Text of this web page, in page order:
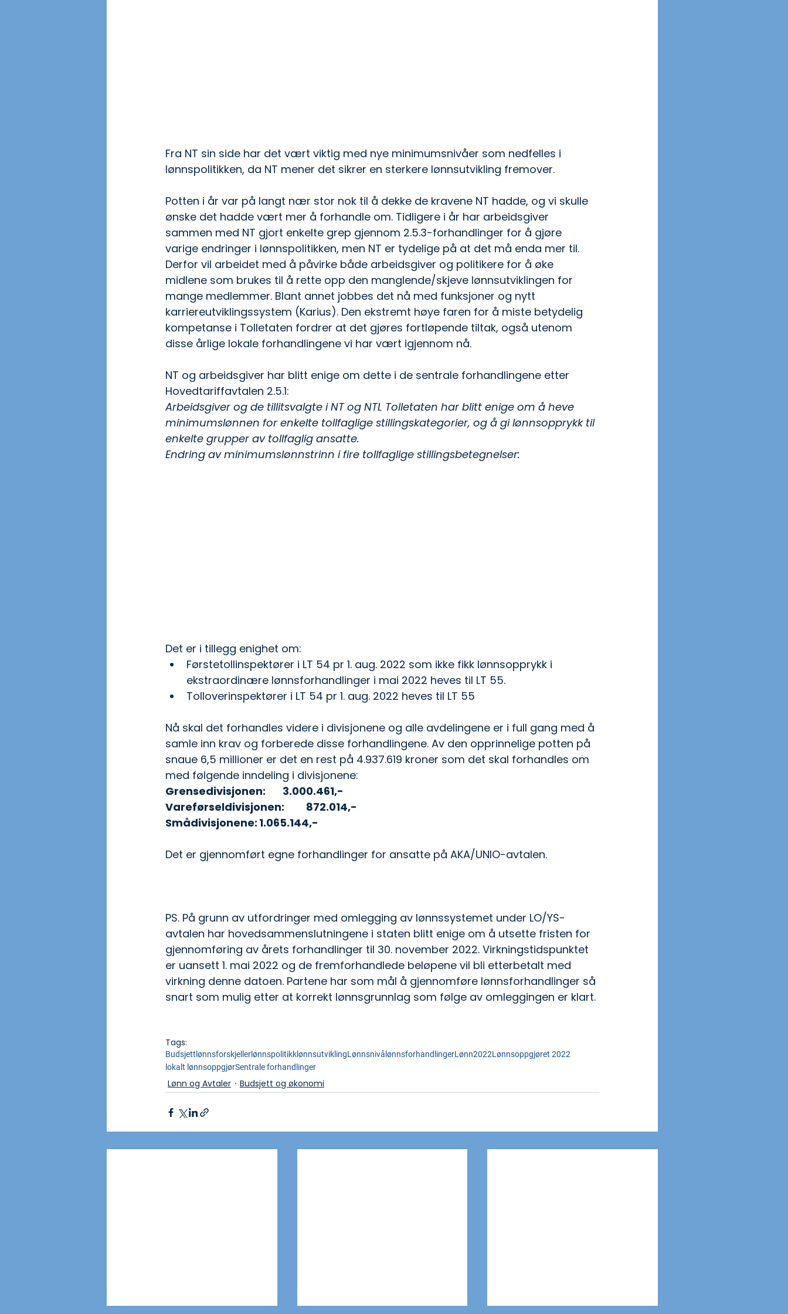
Fra NT sin side har det vært viktig med nye minimumsnivåer som nedfelles i
lønnspolitikken, da NT mener det sikrer en sterkere lønnsutvikling fremover.
Potten i år var på langt nær stor nok til å dekke de kravene NT hadde, og vi skulle
ønske det hadde vært mer å forhandle om. Tidligere i år har arbeidsgiver
sammen med NT gjort enkelte grep gjennom 2.5.3-forhandlinger for å gjøre
varige endringer i lønnspolitikken, men NT er tydelige på at det må enda mer til.
Derfor vil arbeidet med å påvirke både arbeidsgiver og politikere for å øke
midlene som brukes til å rette opp den manglende/skjeve lønnsutviklingen for
mange medlemmer. Blant annet jobbes det nå med funksjoner og nytt
karriereutviklingssystem (Karius). Den ekstremt høye faren for å miste betydelig
kompetanse i Tolletaten fordrer at det gjøres fortløpende tiltak, også utenom
disse årlige lokale forhandlingene vi har vært igjennom nå.
NT og arbeidsgiver har blitt enige om dette i de sentrale forhandlingene etter
Hovedtariffavtalen 2.5.1:
Arbeidsgiver og de tillitsvalgte i NT og NTL Tolletaten har blitt enige om å heve
minimumslønnen for enkelte tollfaglige stillingskategorier, og å gi lønnsopprykk til
enkelte grupper av tollfaglig ansatte.
Endring av minimumslønnstrinn i fire tollfaglige stillingsbetegnelser:
Det er i tillegg enighet om:
Førstetollinspektører i LT 54 pr 1. aug. 2022 som ikke fikk lønnsopprykk i
ekstraordinære lønnsforhandlinger i mai 2022 heves til LT 55.
Tolloverinspektører i LT 54 pr 1. aug. 2022 heves til LT 55
Nå skal det forhandles videre i divisjonene og alle avdelingene er i full gang med å
samle inn krav og forberede disse forhandlingene. Av den opprinnelige potten på
snaue 6,5 millioner er det en rest på 4.937.619 kroner som det skal forhandles om
med følgende inndeling i divisjonene:
Grensedivisjonen:	3.000.461,-
Vareførseldivisjonen:	872.014,-
Smådivisjonene:	1.065.144,-
Det er gjennomført egne forhandlinger for ansatte på AKA/UNIO-avtalen.
PS. På grunn av utfordringer med omlegging av lønnssystemet under LO/YS-
avtalen har hovedsammenslutningene i staten blitt enige om å utsette fristen for
gjennomføring av årets forhandlinger til 30. november 2022. Virkningstidspunktet
er uansett 1. mai 2022 og de fremforhandlede beløpene vil bli etterbetalt med
virkning denne datoen. Partene har som mål å gjennomføre lønnsforhandlinger så
snart som mulig etter at korrekt lønnsgrunnlag som følge av omleggingen er klart.
Tags:
Budsjett lønnsforskjellerlønnspolitikklønnsutviklingLønnsnivå lønnsforhandlingerLønn2022Lønnsoppgjøret 2022
lokalt lønnsoppgjørSentrale forhandlinger
Lønn og Avtaler Budsjett og økonomi